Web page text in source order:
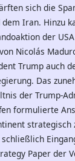
sich die
Iran. Hinzu
der
Nicolás
Trump auch
Das
der Trump-
formulierte
strategisch
Paper der